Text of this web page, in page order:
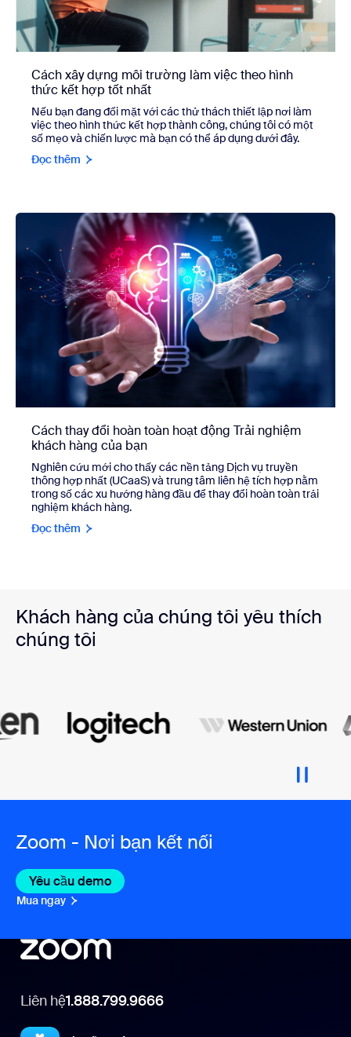
Cách xây dựng môi trường làm việc theo hình
thức kết hợp tốt nhất
Nếu bạn đang đối mặt với các thử thách thiết lập nơi làm
việc theo hình thức kết hợp thành công, chúng tôi có một
số mẹo và chiến lược mà bạn có thể áp dụng dưới đây.
Đọc thêm
Cách thay đổi hoàn toàn hoạt động Trải nghiệm
khách hàng của bạn
Nghiên cứu mới cho thấy các nền tảng Dịch vụ truyền
thông hợp nhất (UCaaS) và trung tâm liên hệ tích hợp nằm
trong số các xu hướng hàng đầu để thay đổi hoàn toàn trải
nghiệm khách hàng.
Đọc thêm
Khách hàng của chúng tôi yêu thích
chúng tôi
Zoom - Nơi bạn kết nối
Yêu cầu demo
Mua ngay
Liên hệ1.888.799.9666